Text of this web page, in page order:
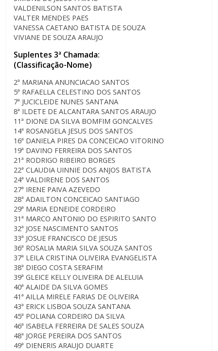
VALDENILSON SANTOS BATISTA
VALTER MENDES PAES
VANESSA CAETANO BATISTA DE SOUZA
VIVIANE DE SOUZA ARAUJO
Suplentes 3ª Chamada:
(Classificação-Nome)
2ª MARIANA ANUNCIACAO SANTOS
5ª RAFAELLA CELESTINO DOS SANTOS
7ª JUCICLEIDE NUNES SANTANA
8ª ILDETE DE ALCANTARA SANTOS ARAUJO
11ª DIONE DA SILVA BOMFIM GONCALVES
14ª ROSANGELA JESUS DOS SANTOS
16ª DANIELA PIRES DA CONCEICAO VITORINO
19ª DAVINO FERREIRA DOS SANTOS
21ª RODRIGO RIBEIRO BORGES
22ª CLAUDIA UINNIE DOS ANJOS BATISTA
24ª VALDIRENE DOS SANTOS
27ª IRENE PAIVA AZEVEDO
28ª ADAILTON CONCEICAO SANTIAGO
29ª MARIA EDNEIDE CORDEIRO
31ª MARCO ANTONIO DO ESPIRITO SANTO
32ª JOSE NASCIMENTO SANTOS
33ª JOSUE FRANCISCO DE JESUS
36ª ROSALIA MARIA SILVA SOUZA SANTOS
37ª LEILA CRISTINA OLIVEIRA EVANGELISTA
38ª DIEGO COSTA SERAFIM
39ª GLEICE KELLY OLIVEIRA DE ALELUIA
40ª ALAIDE DA SILVA GOMES
41ª AILLA MIRELE FARIAS DE OLIVEIRA
43ª ERICK LISBOA SOUZA SANTANA
45ª POLIANA CORDEIRO DA SILVA
46ª ISABELA FERREIRA DE SALES SOUZA
48ª JORGE PEREIRA DOS SANTOS
49ª DIENERIS ARAUJO DUARTE